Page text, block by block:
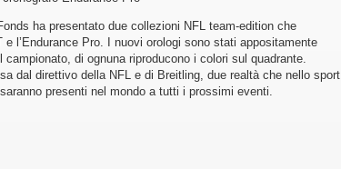
ha presentato due collezioni NFL team-edition che
l’Endurance Pro. I nuovi orologi sono stati appositamente
di ognuna riproducono i colori sul quadrante.
dal direttivo della NFL e di Breitling, due realtà che nello sport
presenti nel mondo a tutti i prossimi eventi.